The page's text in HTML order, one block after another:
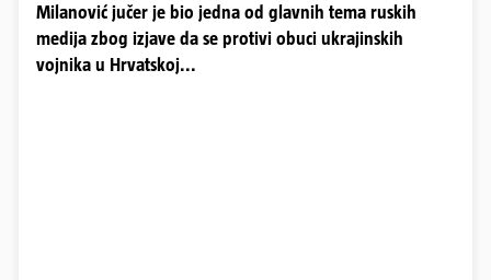
Milanović jučer je bio jedna od glavnih tema ruskih
medija zbog izjave da se protivi obuci ukrajinskih
vojnika u Hrvatskoj...